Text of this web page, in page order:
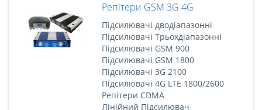
Репітери GSM 3G 4G
Підсилювачі дводіапазонні
Підсилювачі Трьохдіапазонні
Підсилювачі GSM 900
Підсилювачі GSM 1800
Підсилювачі 3G 2100
Підсилювачі 4G LTE 1800/2600
Репітери CDMA
Лінійний Підсилювач